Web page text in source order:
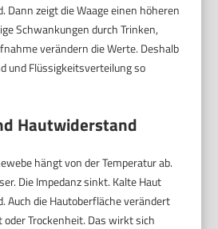
Dann zeigt die Waage einen höheren
Schwankungen durch Trinken,
verändern die Werte. Deshalb
und Flüssigkeitsverteilung so
Hautwiderstand
hängt von der Temperatur ab.
Die Impedanz sinkt. Kalte Haut
Auch die Hautoberfläche verändert
Trockenheit. Das wirkt sich